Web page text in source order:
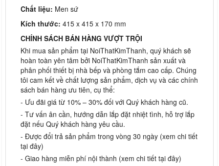
Chất liệu: Men sứ
Kích thước:415 x 415 x 170 mm
CHÍNH SÁCH BÁN HÀNG VƯỢT TRỘI
Khi mua sản phẩm tại NoiThatKimThanh, quý khách sẽ
hoàn toàn yên tâm bởi NoiThatKimThanh sản xuất và
phân phối thiết bị nhà bếp và phòng tắm cao cấp. Chúng
tôi cam kết về chất lượng sản phẩm, dịch vụ và các chính
sách bán hàng ưu tiên, cụ thể:
- Ưu đãi giá từ 10% – 30% đối với Quý khách hàng cũ.
- Tư vấn ân cần, hướng dẫn lắp đặt nhiệt tình, hỗ trợ lắp
đặt nếu Quý khách hàng yêu cầu.
- Được đổi trả sản phẩm trong vòng 30 ngày (xem chi tiết
tại đây)
- Giao hàng miễn phí nội thành (xem chi tiết tại đây)